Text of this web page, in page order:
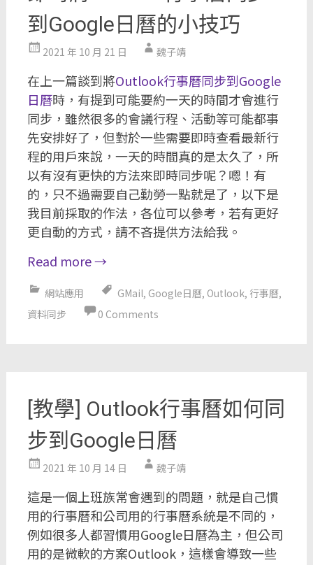
到Google日曆的小技巧
2021 年 10 月 21 日 魏子靖
在上一篇談到將Outlook行事曆同步到Google
日曆時，有提到可能要約一天的時間才會進行
同步，雖然很多的會議行程、活動等可能都事
先安排好了，但對於一些需要即時查看最新行
程的用戶來說，一天的時間真的是太久了，所
以有沒有更快的方法來即時同步呢？嗯！有
的，只不過需要自己勤勞一點就是了，以下是
我目前採取的作法，各位可以參考，若有更好
更自動的方式，請不吝提供方法給我。
Read more→
網站應用 GMail, Google日曆, Outlook, 行事曆,
資料同步
0 Comments
[教學] Outlook行事曆如何同
步到Google日曆
2021 年 10 月 14 日 魏子靖
這是一個上班族常會遇到的問題，就是自己慣
用的行事曆和公司用的行事曆系統是不同的，
例如很多人都習慣用Google日曆為主，但公司
用的是微軟的方案Outlook，這樣會導致一些